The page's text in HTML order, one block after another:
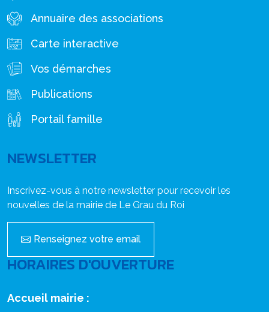
Annuaire des associations
Carte interactive
Vos démarches
Publications
Portail famille
NEWSLETTER
Inscrivez-vous à notre newsletter pour recevoir les
nouvelles de la mairie de Le Grau du Roi
Renseignez votre email
HORAIRES D'OUVERTURE
Accueil mairie :